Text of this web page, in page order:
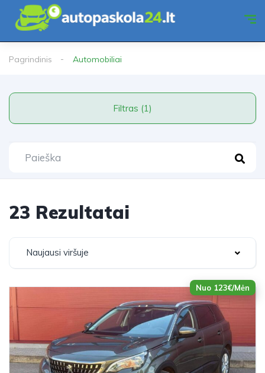
Pagrindinis Automobiliai
Filtras (1)
23 Rezultatai
Naujausi viršuje
Nuo 123€/Mėn